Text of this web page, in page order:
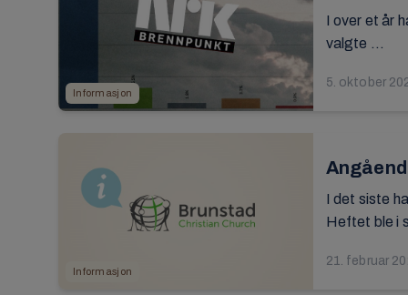
Informasjon
I over et år
valgte ...
5. oktober
Informasjon
I det siste
Heftet ble i
21. februar